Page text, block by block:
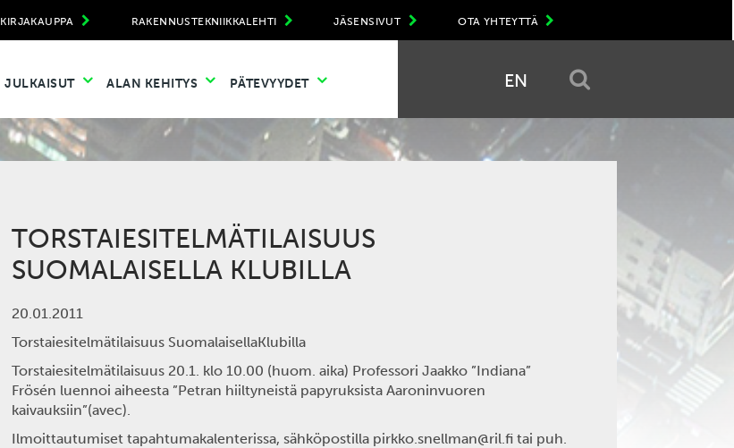
OTA YHTEYTTÄ
JÄSENSIVUT
RAKENNUSTEKNIIKKALEHTI
KIRJAKAUPPA
JULKAISUT ALAN KEHITYS PÄTEVYYDET EN
TORSTAIESITELMÄTILAISUUS
SUOMALAISELLA KLUBILLA
20.01.2011
Torstaiesitelmätilaisuus SuomalaisellaKlubilla
Torstaiesitelmätilaisuus 20.1. klo 10.00 (huom. aika) Professori Jaakko ”Indiana”
Frösén luennoi aiheesta ”Petran hiiltyneistä papyruksista Aaroninvuoren
kaivauksiin”(avec).
Ilmoittautumiset tapahtumakalenterissa, sähköpostilla pirkko.snellman@ril.fi tai puh.